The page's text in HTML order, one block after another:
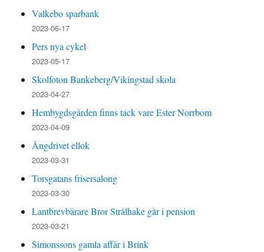
Valkebo sparbank
2023-06-17
Pers nya cykel
2023-05-17
Skolfoton Bankeberg/Vikingstad skola
2023-04-27
Hembygdsgården finns tack vare Ester Norrbom
2023-04-09
Ångdrivet ellok
2023-03-31
Torsgatans frisersalong
2023-03-30
Lantbrevbärare Bror Strålhake går i pension
2023-03-21
Simonssons gamla affär i Brink